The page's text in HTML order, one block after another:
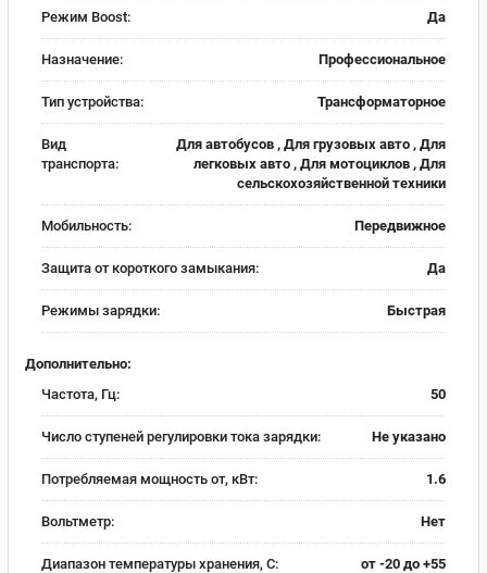
Режим Boost: Да
Назначение: Профессиональное
Тип устройства: Трансформаторное
Вид
транспорта:
Для автобусов , Для грузовых авто , Для
легковых авто , Для мотоциклов , Для
сельскохозяйственной техники
Мобильность: Передвижное
Защита от короткого замыкания: Да
Режимы зарядки: Быстрая
Дополнительно:
Частота, Гц:
50
Число ступеней регулировки тока зарядки: Не указано
Потребляемая мощность от, кВт: 1.6
Вольтметр: Нет
Диапазон температуры хранения, С: от -20 до +55